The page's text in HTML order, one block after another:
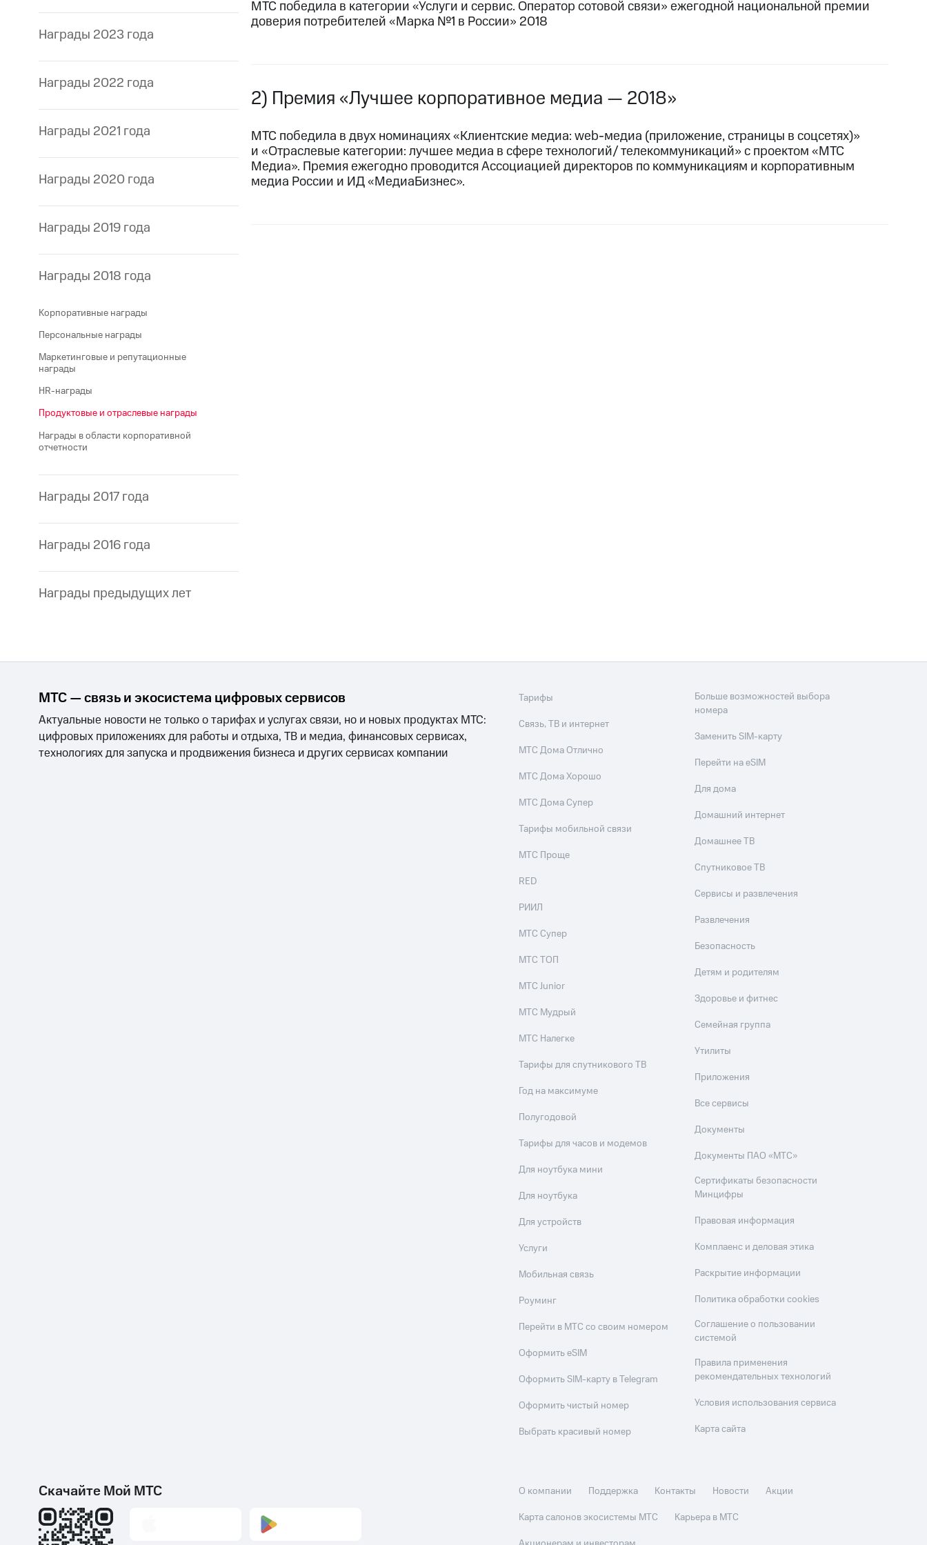
Награды 2023 года
Награды 2022 года
Награды 2021 года
Награды 2020 года
Награды 2019 года
Награды 2018 года
Корпоративные награды
Персональные награды
Маркетинговые и репутационные
награды
HR-награды
Продуктовые и отраслевые награды
Награды в области корпоративной
отчетности
Награды 2017 года
Награды 2016 года
Награды предыдущих лет
МТС победила в категории «Услуги и сервис. Оператор сотовой связи» ежегодной национальной премии
доверия потребителей «Марка №1 в России» 2018
2) Премия «Лучшее корпоративное медиа — 2018»
МТС победила в двух номинациях «Клиентские медиа:web-медиа (приложение, страницы в соцсетях)»
и «Отраслевые категории: лучшее медиа в сфере технологий/ телекоммуникаций» с проектом «МТС
Медиа». Премия ежегодно проводится Ассоциацией директоров по коммуникациям и корпоративным
медиа России и ИД «МедиаБизнес».
МТС — связь и экосистема цифровых сервисов
Актуальные новости не только о тарифах и услугах связи, но и новых продуктах МТС:
цифровых приложениях для работы и отдыха, ТВ и медиа, финансовых сервисах,
технологиях для запуска и продвижения бизнеса и других сервисах компании
Тарифы
Связь, ТВ и интернет
МТС Дома Отлично
МТС Дома Хорошо
МТС Дома Супер
Тарифы мобильной связи
МТС Проще
RED
РИИЛ
МТС Супер
МТС ТОП
МТС Junior
МТС Мудрый
МТС Налегке
Тарифы для спутникового ТВ
Год на максимуме
Полугодовой
Тарифы для часов и модемов
Для ноутбука мини
Для ноутбука
Для устройств
Услуги
Мобильная связь
Роуминг
Перейти в МТС со своим номером
Оформить eSIM
Оформить SIM-карту в Telegram
Оформить чистый номер
Выбрать красивый номер
Больше возможностей выбора
номера
Заменить SIM-карту
Перейти на eSIM
Для дома
Домашний интернет
Домашнее ТВ
Спутниковое ТВ
Сервисы и развлечения
Развлечения
Безопасность
Детям и родителям
Здоровье и фитнес
Семейная группа
Утилиты
Приложения
Все сервисы
Документы
Документы ПАО «МТС»
Сертификаты безопасности
Минцифры
Правовая информация
Комплаенс и деловая этика
Раскрытие информации
Политика обработки cookies
Соглашение о пользовании
системой
Правила применения
рекомендательных технологий
Условия использования сервиса
Карта сайта
Скачайте Мой МТС О компании Поддержка Контакты Новости
Акции
Карта салонов экосистемы МТС
Карьера в МТС